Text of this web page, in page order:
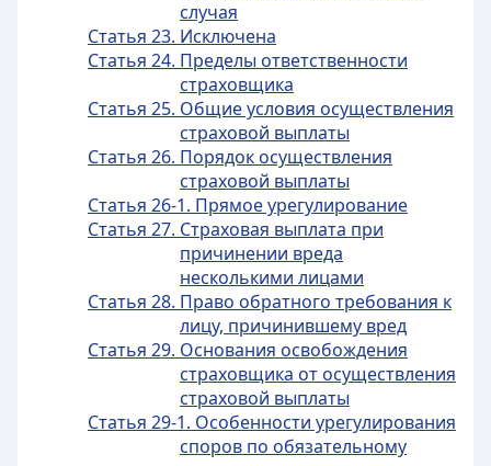
случая
Статья 23. Исключена
Статья 24. Пределы ответственности
страховщика
Статья 25. Общие условия осуществления
страховой выплаты
Статья 26. Порядок осуществления
страховой выплаты
Статья 26-1. Прямое урегулирование
Статья 27. Страховая выплата при
причинении вреда
несколькими лицами
Статья 28. Право обратного требования к
лицу, причинившему вред
Статья 29. Основания освобождения
страховщика от осуществления
страховой выплаты
Статья 29-1. Особенности урегулирования
споров по обязательному